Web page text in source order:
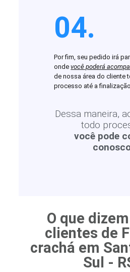
04.
Por fim, seu pedido irá
ondevocê poderá
de nossa área do cliente
processo até a
Dessa maneira,
todo
você pode
O que
clientes de
crachá em
Sul -